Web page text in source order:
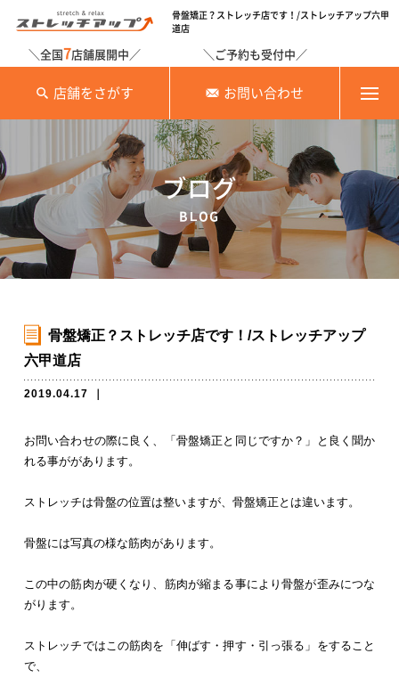
骨盤矯正？ストレッチ店です！/ストレッチアップ六甲
道店
＼全国7店舗展開中／
店舗をさがす
＼ご予約も受付中／
お問い合わせ
ブログ
BLOG
骨盤矯正？ストレッチ店です！/ストレッチアップ
六甲道店
2019.04.17
お問い合わせの際に良く、「骨盤矯正と同じですか？」と良く聞か
れる事ががあります。
ストレッチは骨盤の位置は整いますが、骨盤矯正とは違います。
骨盤には写真の様な筋肉があります。
この中の筋肉が硬くなり、筋肉が縮まる事により骨盤が歪みにつな
がります。
ストレッチではこの筋肉を「伸ばす・押す・引っ張る」をすること
で、